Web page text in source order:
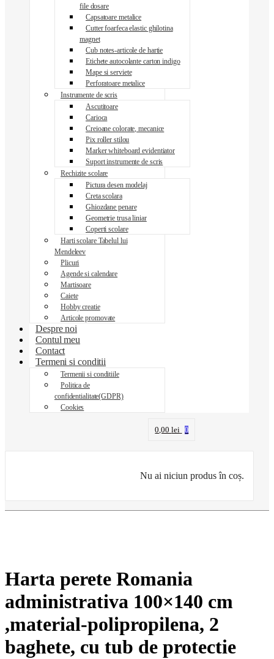
file dosare
Capsatoare metalice
Cutter foarfeca elastic ghilotina
magnet
Cub notes-articole de hartie
Etichete autocolante carton indigo
Mape si serviete
Perforatoare metalice
Instrumente de scris
Ascutitoare
Carioca
Creioane colorate, mecanice
Pix roller stilou
Marker whiteboard evidentiator
Suport instrumente de scris
Rechizite scolare
Pictura desen modelaj
Creta scolara
Ghiozdane penare
Geometrie trusa liniar
Coperti scolare
Harti scolare Tabelul lui
Mendeleev
Plicuri
Agende si calendare
Martisoare
Caiete
Hobby creatie
Articole promovate
Despre noi
Contul meu
Contact
Termeni si conditii
Termenii si conditiile
Politica de
confidentialitate(GDPR)
Cookies
0,00lei 0
Nu ai niciun produs în coș.
Harta perete Romania
administrativa 100×140 cm
,material-polipropilena, 2
baghete, cu tub de protectie